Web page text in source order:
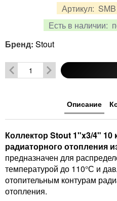
Артикул:
Есть в наличии:
Бренд: Stout
Описание
Коллектор Stout 1"x3/4" 10
радиаторного отопления
предназначен для
температурой до 110°С и
отопительным контурам
отопления.